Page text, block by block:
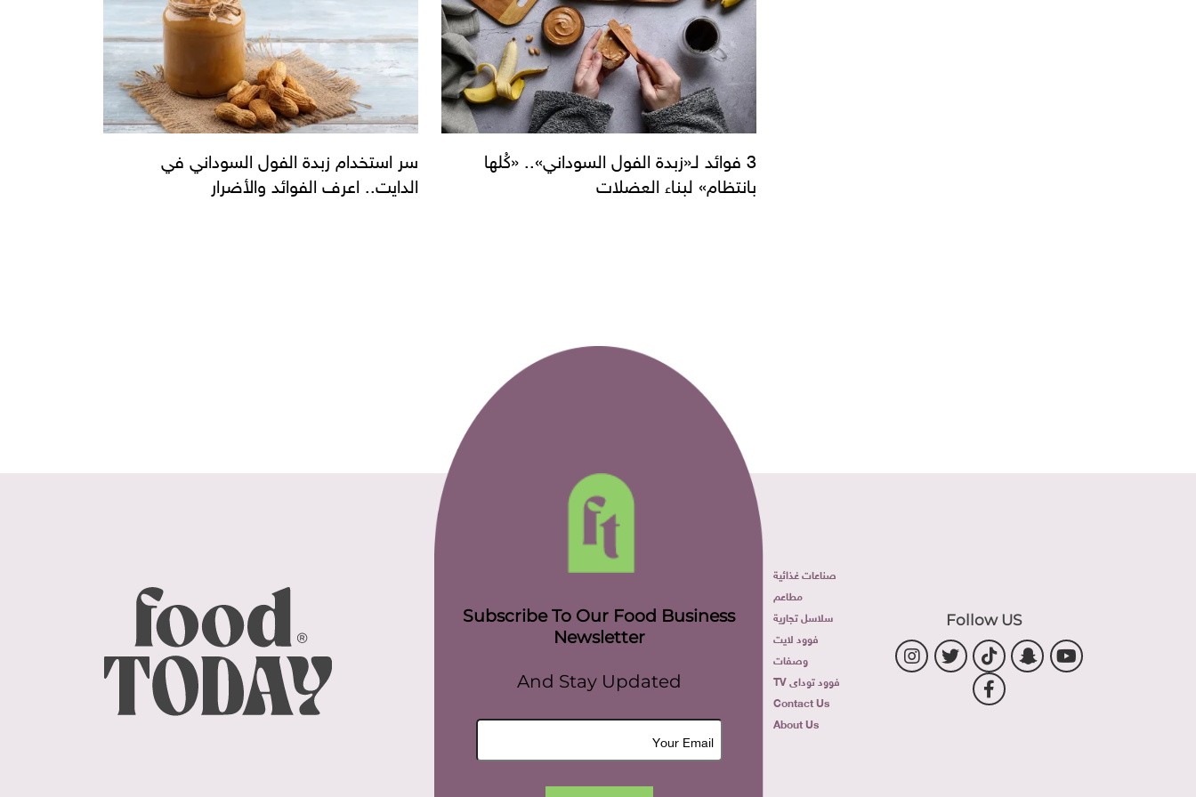
سر استخدام زبدة الفول السوداني في
الدايت.. اعرف الفوائد والأضرار
3 فوائد لـ«زبدة الفول السوداني».. «كُلها
بانتظام» لبناء العضلات
Follow US
صناعات غذائية
مطاعم
سلاسل تجارية
فوود لايت
وصفات
فوود توداى TV
Contact Us
About Us
Subscribe To Our Food Business
Newsletter
And Stay Updated